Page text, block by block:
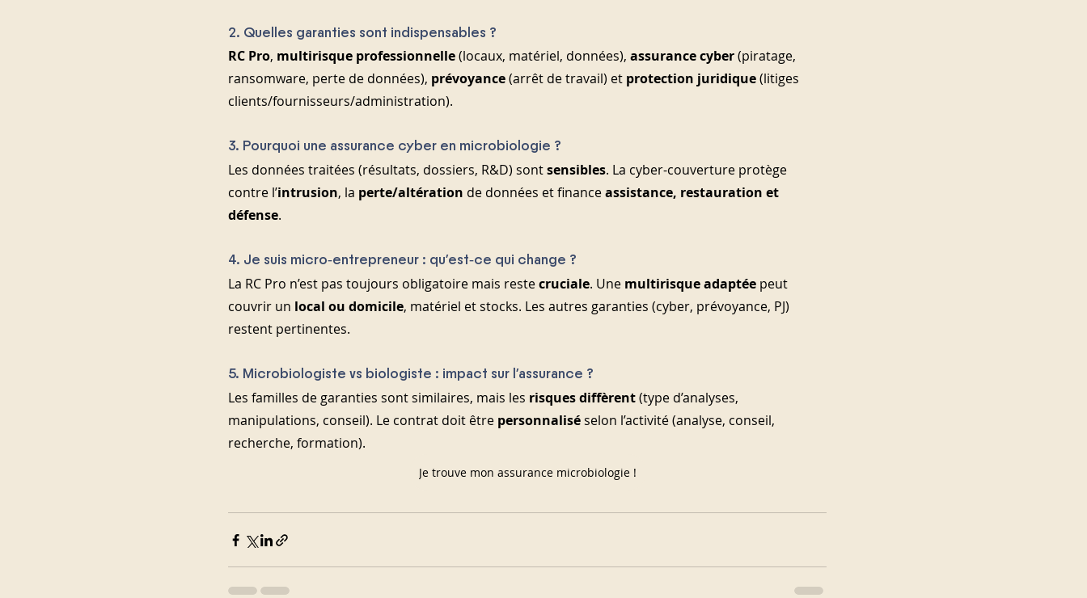
2. Quelles garanties sont indispensables ?
RC Pro, multirisque professionnelle (locaux, matériel, données), assurance cyber (piratage,
ransomware, perte de données), prévoyance (arrêt de travail) et protection juridique (litiges
clients/fournisseurs/administration).
3. Pourquoi une assurance cyber en microbiologie ?
Les données traitées (résultats, dossiers, R&D) sont sensibles. La cyber-couverture protège
contre l’intrusion, la perte/altération de données et finance assistance, restauration et
défense.
4. Je suis micro‑entrepreneur : qu’est‑ce qui change ?
La RC Pro n’est pas toujours obligatoire mais reste cruciale. Une multirisque adaptée peut
couvrir un local ou domicile, matériel et stocks. Les autres garanties (cyber, prévoyance, PJ)
restent pertinentes.
5. Microbiologiste vs biologiste : impact sur l’assurance ?
Les familles de garanties sont similaires, mais les risques diffèrent (type d’analyses,
manipulations, conseil). Le contrat doit être personnalisé selon l’activité (analyse, conseil,
recherche, formation).
Je trouve mon assurance microbiologie !